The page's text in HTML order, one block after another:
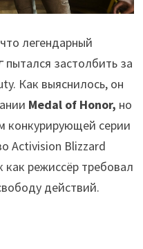
легендарный
пытался застолбить за
Как выяснилось, он
Medal of Honor, но
конкурирующей серии
Activision Blizzard
режиссёр требовал
действий.